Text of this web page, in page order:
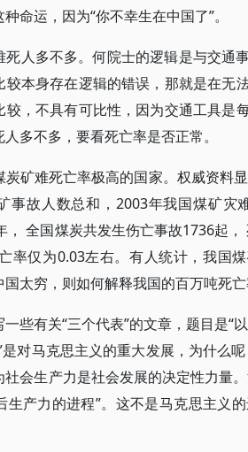
命运，因为“你不幸生在中国了”。
死人多不多。何院士的逻辑是与交通
较本身存在逻辑的错误，那就是在无
较，不具有可比性，因为交通工具是
多不多，要看死亡率是否正常。
炭矿难死亡率极高的国家。权威资料
事故人数总和，2003年我国煤矿灾
， 全国煤炭共发生伤亡事故1736起
率仅为0.03左右。有人统计，我国
太穷，则如何解释我国的百万吨死
些有关“三个代表”的文章，题目是“
是对马克思主义的重大发展，为什么
会生产力是社会发展的决定性力量
生产力的进程”。这不是马克思主义